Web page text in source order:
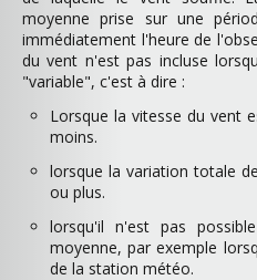
moyenne prise sur une
immédiatement l'heure de
du vent n'est pas incluse
"variable", c'est à dire :
Lorsque la vitesse du vent
moins.
lorsque la variation totale
ou plus.
lorsqu'il n'est pas
moyenne, par exemple
de la station météo.